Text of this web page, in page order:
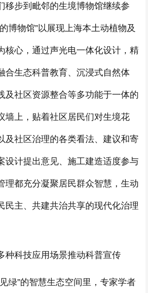
步到毗邻的生境博物馆继续参
博物馆”以展现上海本土动植物及
核心，通过声光电一体化设计，精
合生态科普教育、沉浸式自然体
及社区资源整合等多功能于一体的
墙上，贴着社区居民们对生境花
及社区治理的各类看法、建议和寄
设计提出意见、施工建造适度参与
理都充分凝聚居民群众智慧，生动
民主、共建共治共享的现代化治理
种科技应用场景推动科普宣传
”的智慧生态空间里，专家学者